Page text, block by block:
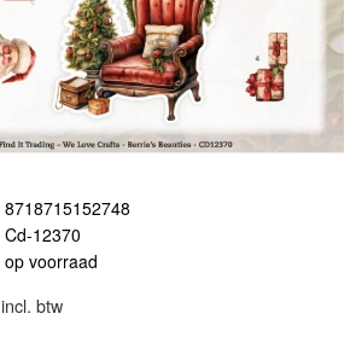
8718715152748
Cd-12370
op voorraad
incl. btw